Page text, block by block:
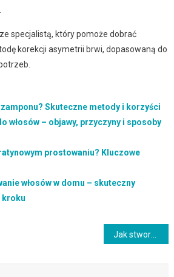
specjalistą, który pomoże dobrać
korekcji asymetrii brwi, dopasowaną do
Skuteczne metody i korzyści
włosów – objawy, przyczyny i sposoby
prostowaniu? Kluczowe
włosów w domu – skuteczny
kroku
Jak stworzyć delikatne fale na włosach – przewodnik krok po kroku